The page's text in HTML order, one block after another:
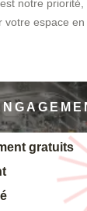
notre
votre espace
gratuits